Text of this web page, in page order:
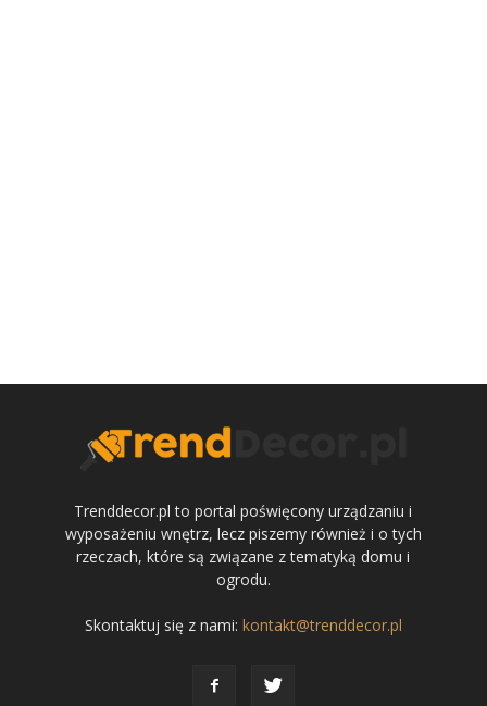
Trenddecor.pl to portal poświęcony urządzaniu i
wyposażeniu wnętrz, lecz piszemy również i o tych
rzeczach, które są związane z tematyką domu i
ogrodu.
Skontaktuj się z nami: kontakt@trenddecor.pl